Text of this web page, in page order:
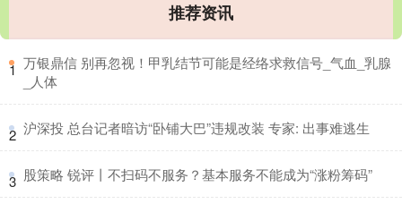
推荐资讯
1 ​万银鼎信 别再忽视！甲乳结节可能是经络求救信号_气血_乳腺
_人体
2 ​沪深投 总台记者暗访“卧铺大巴”违规改装 专家: 出事难逃生
3 ​股策略 锐评丨不扫码不服务？基本服务不能成为“涨粉筹码”